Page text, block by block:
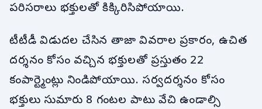
పరిసరాలు భక్తులతో కిక్కిరిసిపోయాయి.
టీటీడీ విడుదల చేసిన తాజా వివరాల ప్రకారం, ఉచిత
దర్శనం కోసం వచ్చిన భక్తులతో ప్రస్తుతం 22
కంపార్ట్మెంట్లు నిండిపోయాయి. సర్వదర్శనం కోసం
భక్తులు సుమారు 8 గంటల పాటు వేచి ఉండాల్సి